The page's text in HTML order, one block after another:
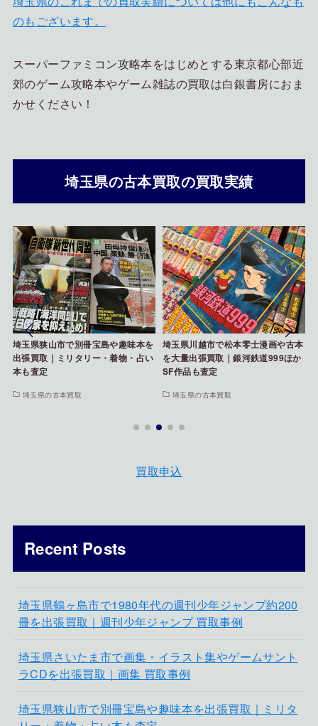
のもございます。
スーパーファミコン攻略本をはじめとする東京都心部近
郊のゲーム攻略本やゲーム雑誌の買取は白銀書房におま
かせください！
埼玉県の古本買取の買取実績
埼玉県川越市で松本零士漫画や古本
を大量出張買取｜銀河鉄道999ほか
SF作品も査定
埼玉県の古本買取
新座市でヤングアニマルやベルセル
ク関連本を出張買取｜漫画雑誌 買
取事例
埼玉県の古本買取
買取申込
Recent Posts
埼玉県鶴ヶ島市で1980年代の週刊少年ジャンプ約200
冊を出張買取｜週刊少年ジャンプ 買取事例
埼玉県さいたま市で画集・イラスト集やゲームサント
ラCDを出張買取｜画集 買取事例
埼玉県狭山市で別冊宝島や趣味本を出張買取｜ミリタ